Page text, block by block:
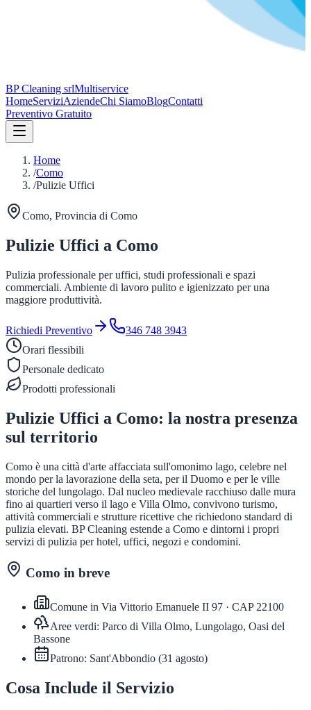
BP Cleaning srlMultiservice
HomeServiziAziendeChi SiamoBlogContatti
Preventivo Gratuito
Home
/Como
/Pulizie Uffici
Como, Provincia di Como
Pulizie Uffici a Como
Pulizia professionale per uffici, studi professionali e spazi
commerciali. Ambiente di lavoro pulito e igienizzato per una
maggiore produttività.
Richiedi Preventivo
346 748 3943
Orari flessibili
Personale dedicato
Prodotti professionali
Pulizie Uffici a Como: la nostra presenza
sul territorio
Como è una città d'arte affacciata sull'omonimo lago, celebre nel
mondo per la lavorazione della seta, per il Duomo e per le ville
storiche del lungolago. Dal nucleo medievale racchiuso dalle mura
fino ai quartieri verso il lago e Villa Olmo, convivono turismo,
attività commerciali e strutture ricettive che richiedono standard di
pulizia elevati. BP Cleaning estende a Como e dintorni i propri
servizi di pulizia per hotel, uffici, negozi e condomini.
Como in breve
Comune in Via Vittorio Emanuele II 97 · CAP 22100
Aree verdi: Parco di Villa Olmo, Lungolago, Oasi del
Bassone
Patrono: Sant'Abbondio (31 agosto)
Cosa Include il Servizio